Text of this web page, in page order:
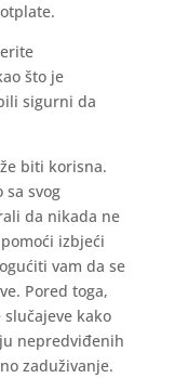
što je
sigurni da
biti korisna.
sa svog
da nikada ne
izbjeći
vam da se
Pored toga,
kako
nepredviđenih
zaduživanje.